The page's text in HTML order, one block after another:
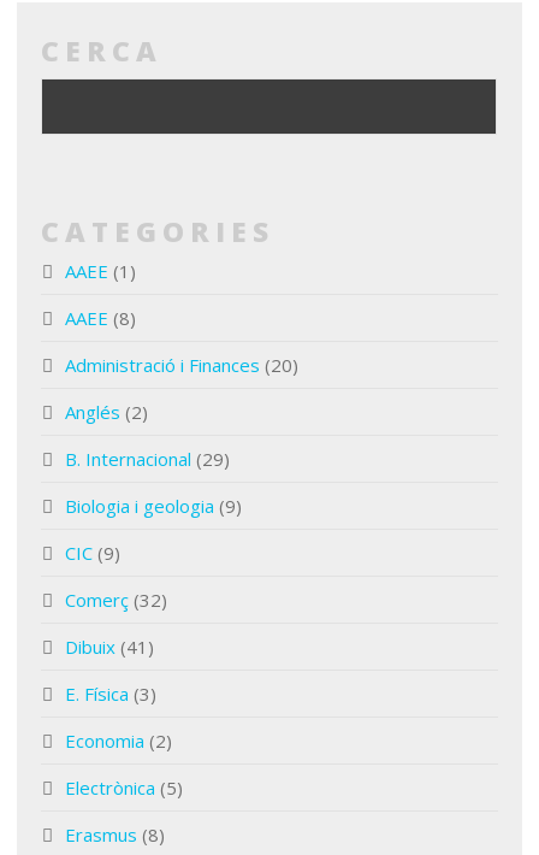
CERCA
CATEGORIES
AAEE (1)
AAEE (8)
Administració i Finances (20)
Anglés (2)
B. Internacional (29)
Biologia i geologia (9)
CIC (9)
Comerç (32)
Dibuix (41)
E. Física (3)
Economia (2)
Electrònica (5)
Erasmus (8)